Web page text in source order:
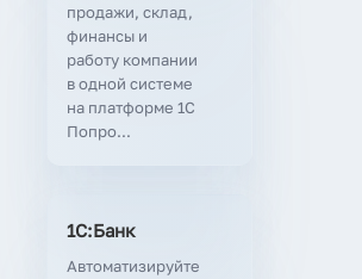
продажи, склад,
финансы и
работу компании
в одной системе
на платформе 1С
Попро...
1С:Банк
Автоматизируйте